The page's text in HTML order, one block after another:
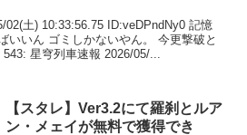
02(土) 10:33:56.75 ID:veDPndNy0 記憶
いいん ゴミしかないやん。 今更撃破と
星穹列車速報 2026/05/...
【スタレ】Ver3.2にて羅刹とルア
ン・メェイが無料で獲得でき